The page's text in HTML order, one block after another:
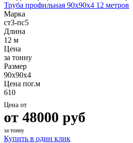
Труба профильная 90х90х4 12 метров
Марка
ст3-пс5
Длина
12 м
Цена
за тонну
Размер
90х90х4
Цена пог.м
610
Цена от
от 48000 руб
за тонну
Купить в один клик